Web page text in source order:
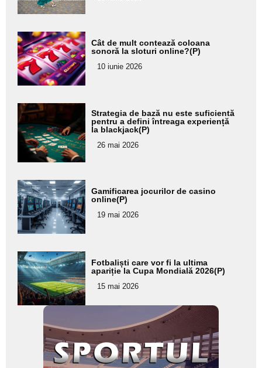
Adaugă
aici textul
pentru
subtitlu
Cât de mult contează coloana
sonoră la sloturi online?(P)
10 iunie 2026
Adaugă
aici textul
pentru
subtitlu
Strategia de bază nu este suficientă
pentru a defini întreaga experiență
la blackjack(P)
26 mai 2026
Adaugă
aici textul
pentru
subtitlu
Gamificarea jocurilor de casino
online(P)
19 mai 2026
Adaugă
aici textul
pentru
subtitlu
Fotbaliști care vor fi la ultima
apariție la Cupa Mondială 2026(P)
15 mai 2026